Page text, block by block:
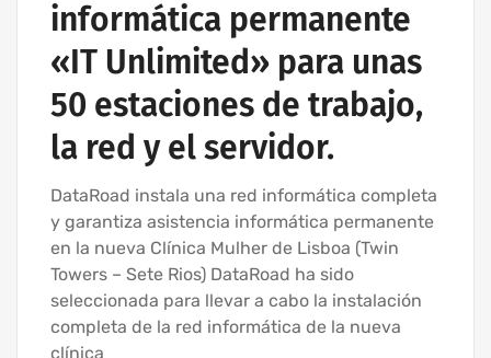
informática permanente
«IT Unlimited» para unas
50 estaciones de trabajo,
la red y el servidor.
DataRoad instala una red informática completa
y garantiza asistencia informática permanente
en la nueva Clínica Mulher de Lisboa (Twin
Towers – Sete Rios) DataRoad ha sido
seleccionada para llevar a cabo la instalación
completa de la red informática de la nueva
clínica